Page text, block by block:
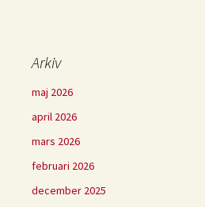
Arkiv
maj 2026
april 2026
mars 2026
februari 2026
december 2025